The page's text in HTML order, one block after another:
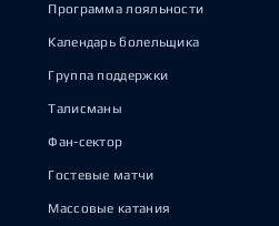
Программа лояльности
Календарь болельщика
Группа поддержки
Талисманы
Фан-сектор
Гостевые матчи
Массовые катания